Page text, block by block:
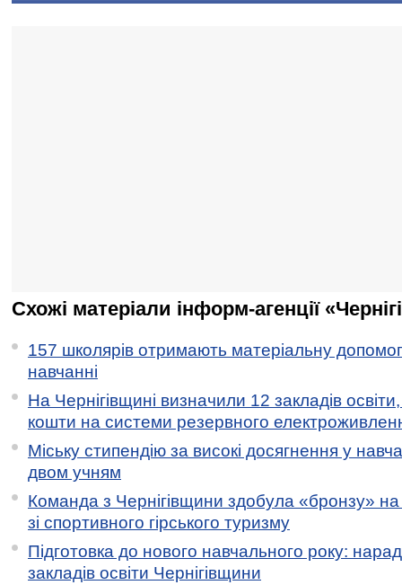
Схожі матеріали інформ-агенції
157 школярів отримають матеріальну
навчанні
На Чернігівщині визначили 12 закладів
кошти на системи резервного
Міську стипендію за високі досягнення у
двом учням
Команда з Чернігівщини здобула «бронзу» на
зі спортивного гірського туризму
Підготовка до нового навчального року:
закладів освіти Чернігівщини